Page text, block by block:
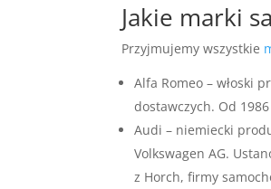
Jakie marki
Przyjmujemy wszystkie
Alfa Romeo – włoski
dostawczych. Od
Audi – niemiecki
Volkswagen AG.
z Horch, firmy